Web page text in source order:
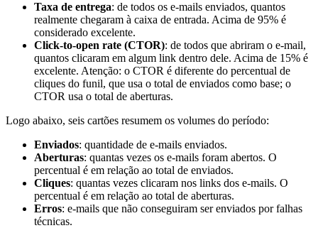
Taxa de entrega: de todos os e-mails enviados, quantos
realmente chegaram à caixa de entrada. Acima de 95% é
considerado excelente.
Click-to-open rate (CTOR): de todos que abriram o e-mail,
quantos clicaram em algum link dentro dele. Acima de 15% é
excelente. Atenção: o CTOR é diferente do percentual de
cliques do funil, que usa o total de enviados como base; o
CTOR usa o total de aberturas.
Logo abaixo, seis cartões resumem os volumes do período:
Enviados: quantidade de e-mails enviados.
Aberturas: quantas vezes os e-mails foram abertos. O
percentual é em relação ao total de enviados.
Cliques: quantas vezes clicaram nos links dos e-mails. O
percentual é em relação ao total de aberturas.
Erros: e-mails que não conseguiram ser enviados por falhas
técnicas.